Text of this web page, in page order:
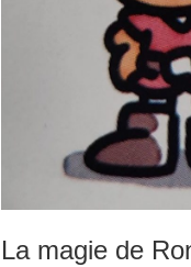
La magie de